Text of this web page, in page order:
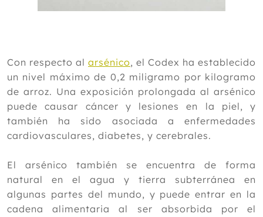
Con respecto al arsénico, el Codex ha establecido
un nivel máximo de 0,2 miligramo por kilogramo
de arroz. Una exposición prolongada al arsénico
puede causar cáncer y lesiones en la piel, y
también ha sido asociada a enfermedades
cardiovasculares, diabetes, y cerebrales.
El arsénico también se encuentra de forma
natural en el agua y tierra subterránea en
algunas partes del mundo, y puede entrar en la
cadena alimentaria al ser absorbida por el